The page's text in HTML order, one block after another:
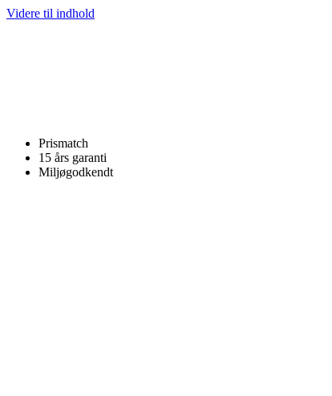
Videre til indhold
Prismatch
15 års garanti
Miljøgodkendt